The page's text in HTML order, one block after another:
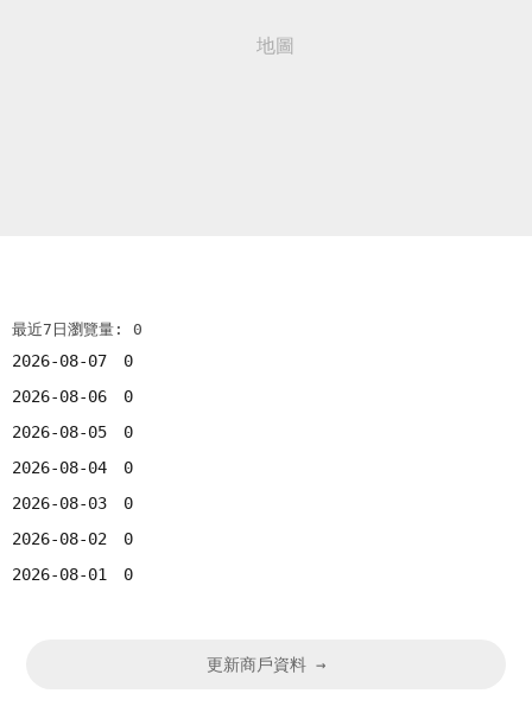
最近7日瀏覽量: 0
2026-08-07
0
2026-08-06
0
2026-08-05
0
2026-08-04
0
2026-08-03
0
2026-08-02
0
2026-08-01
0
更新商戶資料 →